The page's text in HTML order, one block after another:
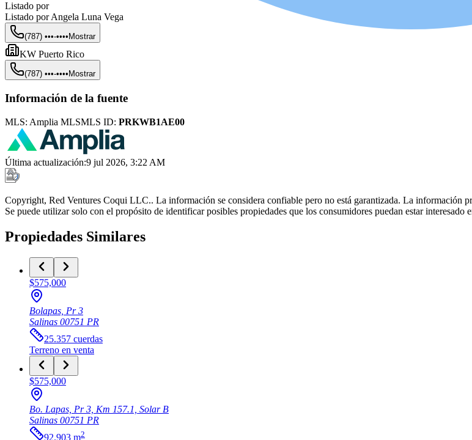
Listado por
Listado por Angela Luna Vega
(787) •••-•••• Mostrar
KW Puerto Rico
(787) •••-•••• Mostrar
Información de la fuente
MLS: Amplia MLSMLS ID: PRKWB1AE00
Última actualización:9 jul 2026, 3:22 AM
Copyright, Red Ventures Coqui LLC.. La información se considera confiable pero no está garantizada. La información
Se puede utilizar solo con el propósito de identificar posibles propiedades que los consumidores puedan estar interesado
Propiedades Similares
$575,000
Bolapas, Pr 3
Salinas 00751 PR
25.357 cuerdas
Terreno en venta
$575,000
Bo. Lapas, Pr 3, Km 157.1, Solar B
Salinas 00751 PR
92.903 m2